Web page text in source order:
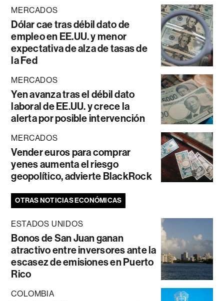
MERCADOS
Dólar cae tras débil dato de
empleo en EE.UU. y menor
expectativa de alza de tasas de
la Fed
MERCADOS
Yen avanza tras el débil dato
laboral de EE.UU. y crece la
alerta por posible intervención
MERCADOS
Vender euros para comprar
yenes aumenta el riesgo
geopolítico, advierte BlackRock
OTRAS NOTICIAS ECONÓMICAS
ESTADOS UNIDOS
Bonos de San Juan ganan
atractivo entre inversores ante la
escasez de emisiones en Puerto
Rico
COLOMBIA